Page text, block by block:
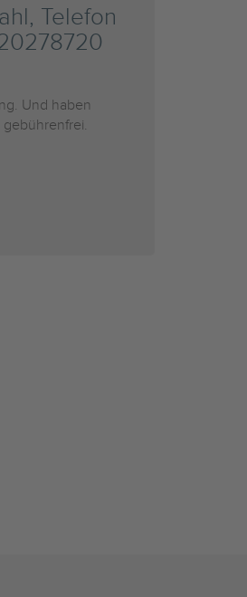
Telefon
Und haben